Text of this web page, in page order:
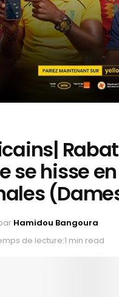
Rabat
se hisse en
Hamidou Bangoura
de lecture:1 min read